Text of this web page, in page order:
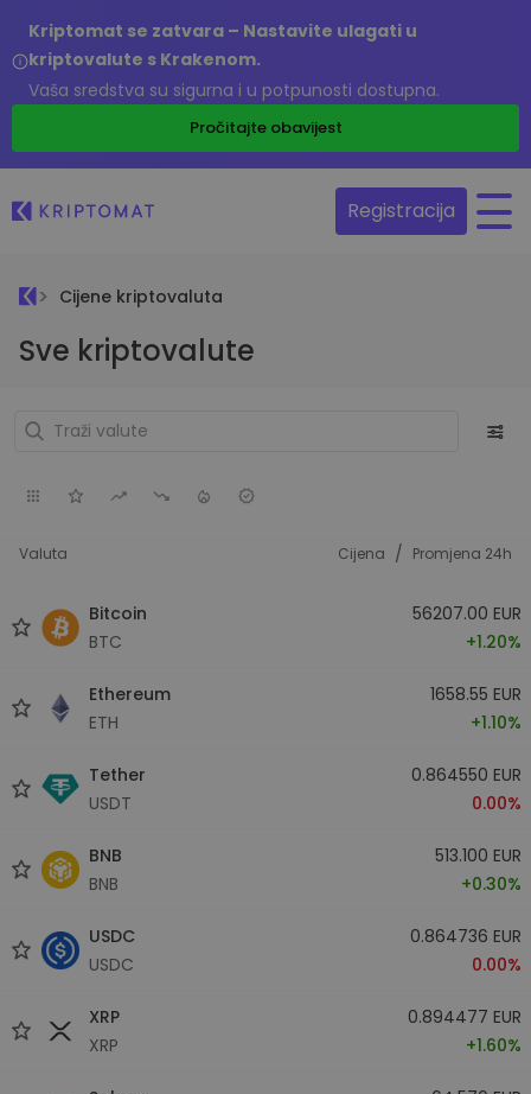
Kriptomat se zatvara – Nastavite ulagati u
kriptovalute s Krakenom.
Vaša sredstva su sigurna i u potpunosti dostupna.
Pročitajte obavijest
Registracija
Cijene kriptovaluta
Sve kriptovalute
Valuta Cijena / Promjena 24h
Bitcoin
BTC
56207.00 EUR
+1.20%
Ethereum
ETH
1658.55 EUR
+1.10%
Tether
USDT
0.864550 EUR
0.00%
BNB
BNB
513.100 EUR
+0.30%
USDC
USDC
0.864736 EUR
0.00%
XRP
XRP
0.894477 EUR
+1.60%